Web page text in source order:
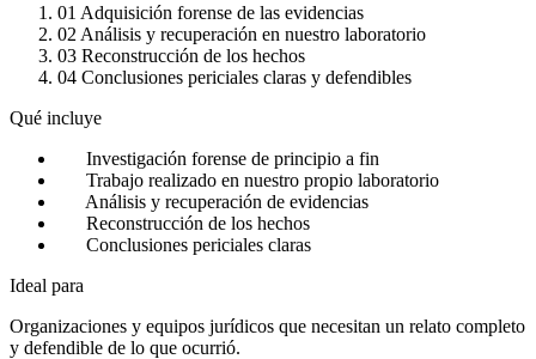
01 Adquisición forense de las evidencias
02 Análisis y recuperación en nuestro laboratorio
03 Reconstrucción de los hechos
04 Conclusiones periciales claras y defendibles
Qué incluye
Investigación forense de principio a fin
Trabajo realizado en nuestro propio laboratorio
Análisis y recuperación de evidencias
Reconstrucción de los hechos
Conclusiones periciales claras
Ideal para
Organizaciones y equipos jurídicos que necesitan un relato completo
y defendible de lo que ocurrió.